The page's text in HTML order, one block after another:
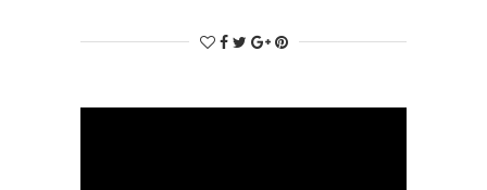
situata proprio al centro del golfo persico.